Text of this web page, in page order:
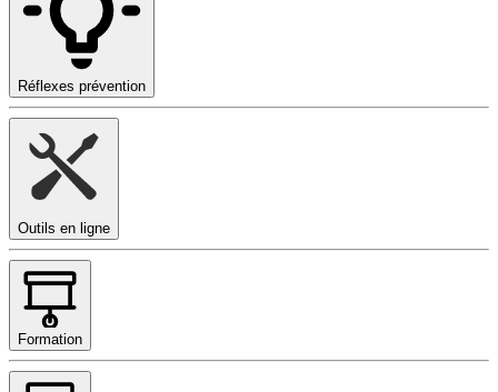
Réflexes prévention
Outils en ligne
Formation